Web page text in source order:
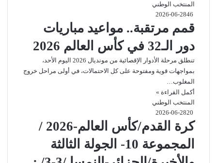
المنتخب الوطني
2026-06-28
قمم مرتقبة.. مواعيد مباريات
دور الـ32 في كأس العالم 2026
تنطلق مرحلة الأدوار الإقصائية من مونديال 2026 اليوم الأحد،
بمواجهات قوية ومفتوحة على كل الاحتمالات، في أولى مراحل خروج
المغلوب…
أكمل القراءة »
المنتخب الوطني
2026-06-28
كرة القدم/كأس العالم-2026 /
المجموعة 10- الجولة الثالثة